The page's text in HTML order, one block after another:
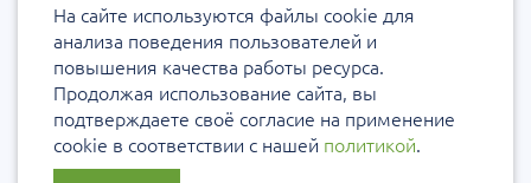
На сайте используются файлы cookie для
анализа поведения пользователей и
повышения качества работы ресурса.
Продолжая использование сайта, вы
подтверждаете своё согласие на применение
cookie в соответствии с нашей политикой.